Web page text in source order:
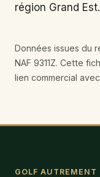
région Grand Est.
Données issues du
NAF 9311Z. Cette
lien commercial
GOLF AUTREMENT